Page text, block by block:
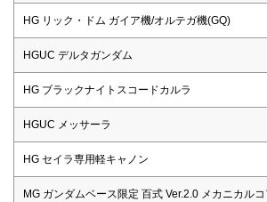
HG リック・ドム ガイア機/オルテガ機(GQ)
HGUC デルタガンダム
HG ブラックナイトスコードカルラ
HGUC メッサーラ
HG セイラ専用軽キャノン
MG ガンダムベース限定 百式 Ver.2.0 メカニカルコ